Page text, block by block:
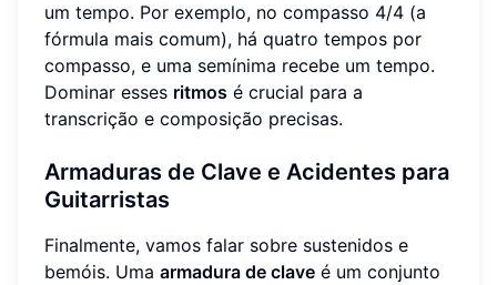
um tempo. Por exemplo, no compasso 4/4 (a
fórmula mais comum), há quatro tempos por
compasso, e uma semínima recebe um tempo.
Dominar esses ritmos é crucial para a
transcrição e composição precisas.
Armaduras de Clave e Acidentes para
Guitarristas
Finalmente, vamos falar sobre sustenidos e
bemóis. Uma armadura de clave é um conjunto